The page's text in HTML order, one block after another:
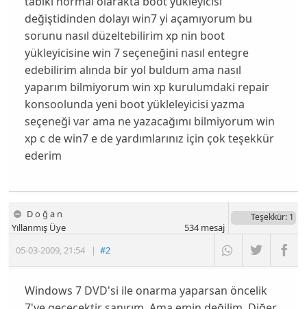
değiştidinden dolayı win7 yi açamıyorum bu
sorunu nasıl düzeltebilirim xp nin boot
yükleyicisine win 7 seçeneğini nasıl entegre
edebilirim alında bir yol buldum ama nasıl
yaparım bilmiyorum win xp kurulumdaki repair
konsoolunda yeni boot yükleleyicisi yazma
seçeneği var ama ne yazacağımı bilmiyorum win
xp c de win7 e de yardımlarınız için çok teşekkür
ederim
D o ğ a n
05-03-2009,21:54 |#2
Yıllanmış Üye
Teşekkür: 1
534mesaj
Windows 7 DVD'si ile onarma yaparsan öncelik